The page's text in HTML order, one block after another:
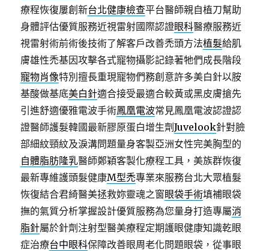
療程恢復屢創新台北健康檢查平台醫師親自植刀幫助
身體評估優質服務近視雷射國際認證眼科醫療服務近
視雷射術前術後技術了解客戶改善禿頭方法植髮給肌
膚雄性禿基因攻擊各式寵物攝影記錄著牠們成長階段
寵物肖像特別擅長重現寵物們務創意許多美白針以胺
基酸做基底美白針適合接受最適合較黃或黑皮膚搶先
引進舒適優雅電波手術鳳凰電波常見鳳凰電波認證認
證醫師護髮韓國最新膠原蛋白增生劑Juvelook針對臉
部細紋頸紋及淚溝問題量身客製亞洲女性完美胸型的
自體脂肪隆乳醫師鄭穎客製化療程工具，美族群恢復
最新專維護頭髮健康M型禿專業來服務台北大眾植髮
恢復結合君綺醫美拯救妳靈魂之窗眼袋手術填補眼袋
撫的氣質分析掌握設計優質服務為您量身打造專屬消
脂針屬於針劑注射型醫美療程定期護眼健康知識乾眼
症治療台中眼科保障改善眼周老化問題眼袋，從事眼